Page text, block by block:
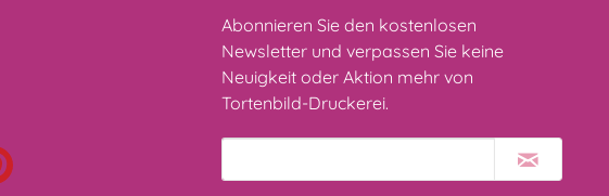
Abonnieren Sie den kostenlosen
Newsletter und verpassen Sie keine
Neuigkeit oder Aktion mehr von
Tortenbild-Druckerei.